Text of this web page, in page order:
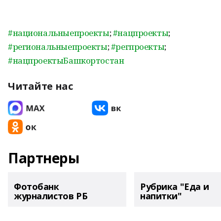
#национальныепроекты;#нацпроекты;
#региональныепроекты;#регпроекты;
#нацпроектыБашкортостан
Читайте нас
Партнеры
Фотобанк
журналистов РБ
Рубрика "Еда и
напитки"